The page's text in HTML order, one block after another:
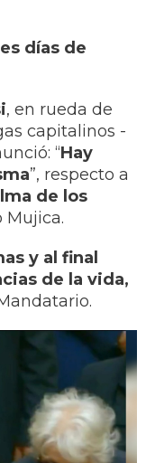
días de
, en rueda de
capitalinos -
“Hay
”, respecto a
de los
Mujica.
y al final
de la vida,